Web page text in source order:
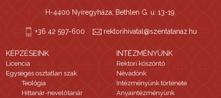
H-4400 Nyíregyháza, Bethlen G. u. 13-19.
+36 42 597-600 rektorihivatal@szentatanaz.hu
KÉPZÉSEINK
Licencia
Egységes osztatlan szak
Teológia
Hittanár-nevelőtanár
INTÉZMÉNYÜNK
Rektori köszöntő
Névadónk
Intézményünk története
Anyaintézményünk